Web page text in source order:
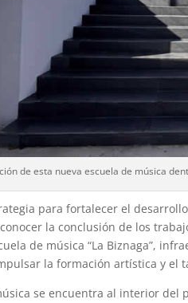
de esta nueva escuela de música
para fortalecer el
la conclusión de los
de música “La Biznaga”,
la formación artística y el
se encuentra al interior del